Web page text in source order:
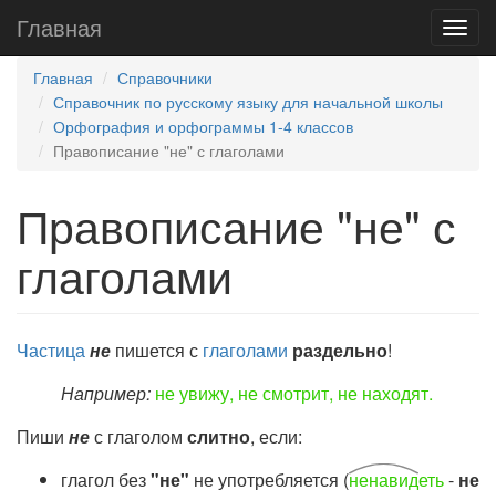
Главная
Главная
Справочники
Справочник по русскому языку для начальной школы
Орфография и орфограммы 1-4 классов
Правописание "не" с глаголами
Правописание "не" с
глаголами
Частицане пишется с глаголами раздельно!
Например: не увижу, не смотрит, не находят.
Пиши нес глаголом слитно, если:
глагол без"не" не употребляется (ненавидеть- не